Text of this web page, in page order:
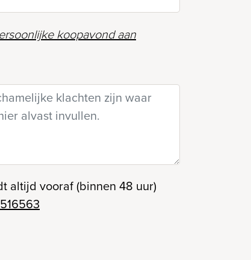
koopavond aan
altijd vooraf (binnen 48 uur)